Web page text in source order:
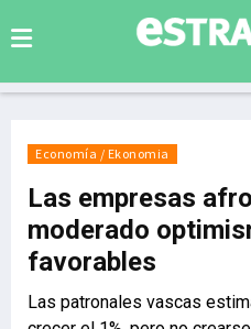
Economía / Ekonomia
Las empresas
moderado
favorables
Las patronales vascas